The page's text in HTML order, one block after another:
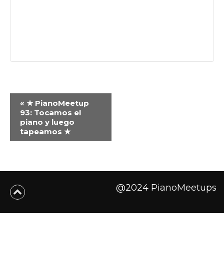
Navegación
del
Evento
« ★ PianoMeetup
93: Tocamos el
piano y luego
tapeamos ★
@2024 PianoMeetups